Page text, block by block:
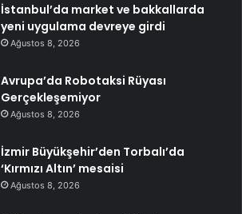
İstanbul’da market ve bakkallarda
yeni uygulama devreye girdi
Ağustos 8, 2026
Avrupa’da Robotaksi Rüyası
Gerçekleşemiyor
Ağustos 8, 2026
İzmir Büyükşehir’den Torbalı’da
‘Kırmızı Altın’ mesaisi
Ağustos 8, 2026